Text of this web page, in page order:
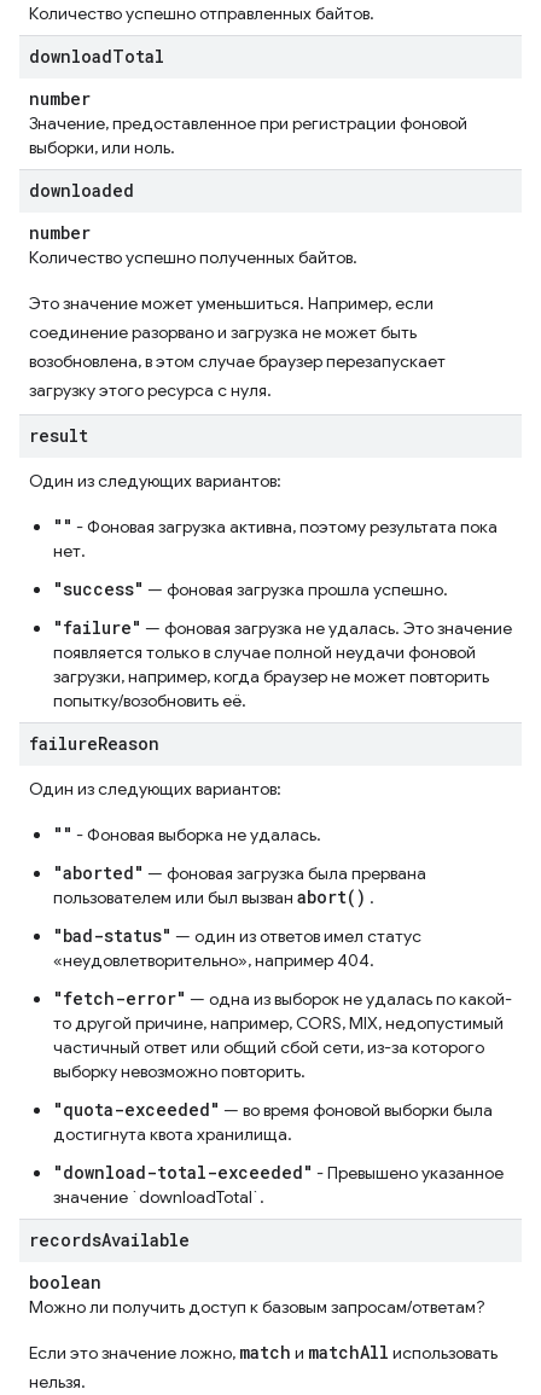
Количество успешно отправленных байтов.
downloadTotal
number
Значение, предоставленное при регистрации фоновой
выборки, или ноль.
downloaded
number
Количество успешно полученных байтов.
Это значение может уменьшиться. Например, если
соединение разорвано и загрузка не может быть
возобновлена, в этом случае браузер перезапускает
загрузку этого ресурса с нуля.
result
Один из следующих вариантов:
"" - Фоновая загрузка активна, поэтому результата пока
нет.
"success" — фоновая загрузка прошла успешно.
"failure" — фоновая загрузка не удалась. Это значение
появляется только в случае полной неудачи фоновой
загрузки, например, когда браузер не может повторить
попытку/возобновить её.
failureReason
Один из следующих вариантов:
"" - Фоновая выборка не удалась.
"aborted" — фоновая загрузка была прервана
пользователем или был вызван abort() .
"bad-status" — один из ответов имел статус
«неудовлетворительно», например 404.
"fetch-error" — одна из выборок не удалась по какой-
то другой причине, например, CORS, MIX, недопустимый
частичный ответ или общий сбой сети, из-за которого
выборку невозможно повторить.
"quota-exceeded" — во время фоновой выборки была
достигнута квота хранилища.
"download-total-exceeded" - Превышено указанное
значение `downloadTotal`.
recordsAvailable
boolean
Можно ли получить доступ к базовым запросам/ответам?
Если это значение ложно, match и matchAll использовать
нельзя.